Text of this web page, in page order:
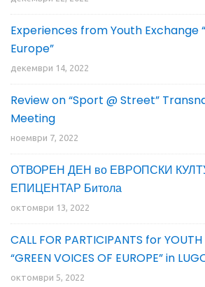
Experiences from Youth Exchange
Europe”
декември 14, 2022
Review on “Sport @ Street”
Meeting
ноември 7, 2022
ОТВОРЕН ДЕН во ЕВРОПСКИ
ЕПИЦЕНТАР Битола
октомври 13, 2022
CALL FOR PARTICIPANTS for
“GREEN VOICES OF EUROPE” in
октомври 5, 2022